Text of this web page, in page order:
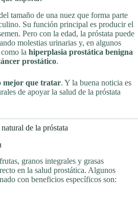
tamaño de una nuez que forma parte
Su función principal es producir el
Pero con la edad, la próstata puede
molestias urinarias y, en algunos
la hiperplasia prostática benigna
prostático.
mejor que tratar. Y la buena noticia es
de apoyar la salud de la próstata
de la próstata
granos integrales y grasas
en la salud prostática. Algunos
con beneficios específicos son: